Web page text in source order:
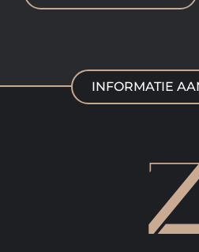
INFORMATIE